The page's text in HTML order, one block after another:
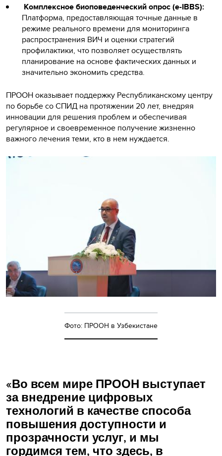
Комплексное биоповеденческий опрос (e-IBBS):
Платформа, предоставляющая точные данные в
режиме реального времени для мониторинга
распространения ВИЧ и оценки стратегий
профилактики, что позволяет осуществлять
планирование на основе фактических данных и
значительно экономить средства.
ПРООН оказывает поддержку Республиканскому центру
по борьбе со СПИД на протяжении 20 лет, внедряя
инновации для решения проблем и обеспечивая
регулярное и своевременное получение жизненно
важного лечения теми, кто в нем нуждается.
Фото: ПРООН в Узбекистане
«Во всем мире ПРООН выступает
за внедрение цифровых
технологий в качестве способа
повышения доступности и
прозрачности услуг, и мы
гордимся тем, что здесь, в